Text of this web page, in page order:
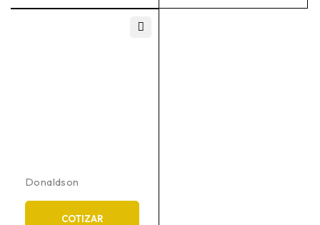
Donaldson
COTIZAR